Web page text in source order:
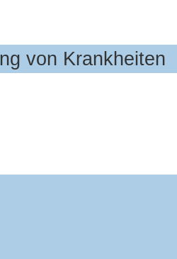
von Krankheiten